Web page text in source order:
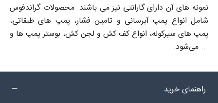
نمونه های آن دارای گارانتی نیز می باشند. محصولات گراندفوس
شامل انواع پمپ آبرسانی و تامین فشار، پمپ های طبقاتی،
پمپ های سیرکوله، انواع کف کش و لجن کش، بوستر پمپ ها و
... می‌شود.
راهنمای خرید